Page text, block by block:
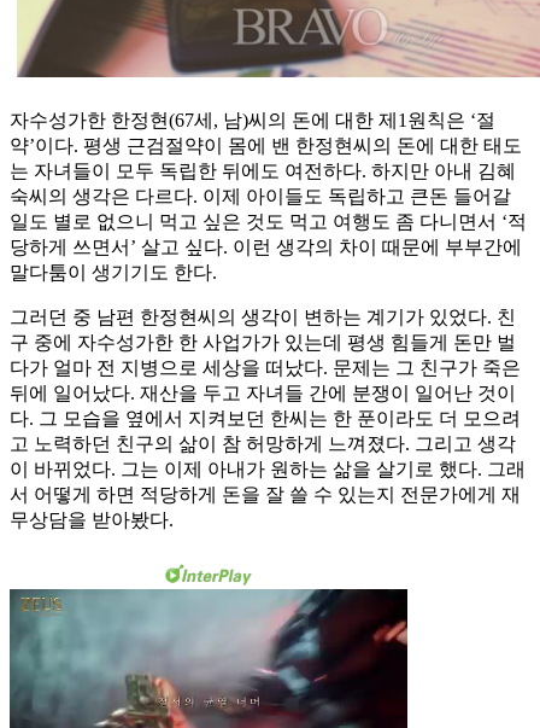
자수성가한 한정현(67세, 남)씨의 돈에 대한 제1원칙은 ‘절
약’이다. 평생 근검절약이 몸에 밴 한정현씨의 돈에 대한 태도
는 자녀들이 모두 독립한 뒤에도 여전하다. 하지만 아내 김혜
숙씨의 생각은 다르다. 이제 아이들도 독립하고 큰돈 들어갈
일도 별로 없으니 먹고 싶은 것도 먹고 여행도 좀 다니면서 ‘적
당하게 쓰면서’ 살고 싶다. 이런 생각의 차이 때문에 부부간에
말다툼이 생기기도 한다.
그러던 중 남편 한정현씨의 생각이 변하는 계기가 있었다. 친
구 중에 자수성가한 한 사업가가 있는데 평생 힘들게 돈만 벌
다가 얼마 전 지병으로 세상을 떠났다. 문제는 그 친구가 죽은
뒤에 일어났다. 재산을 두고 자녀들 간에 분쟁이 일어난 것이
다. 그 모습을 옆에서 지켜보던 한씨는 한 푼이라도 더 모으려
고 노력하던 친구의 삶이 참 허망하게 느껴졌다. 그리고 생각
이 바뀌었다. 그는 이제 아내가 원하는 삶을 살기로 했다. 그래
서 어떻게 하면 적당하게 돈을 잘 쓸 수 있는지 전문가에게 재
무상담을 받아봤다.